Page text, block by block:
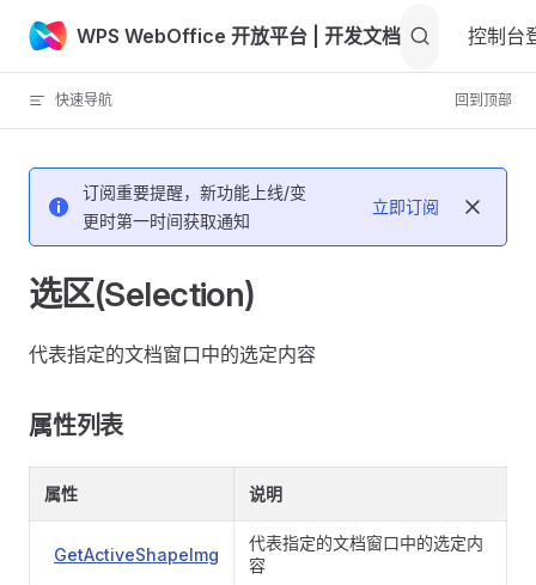
Skip to content
WPS WebOffice 开放平台 | 开发文档 控制台
快速导航 回到顶部
订阅重要提醒，新功能上线/变
更时第一时间获取通知
立即订阅
选区(Selection)
代表指定的文档窗口中的选定内容
属性列表
属性 说明
GetActiveShapeImg
代表指定的文档窗口中的选定内
容